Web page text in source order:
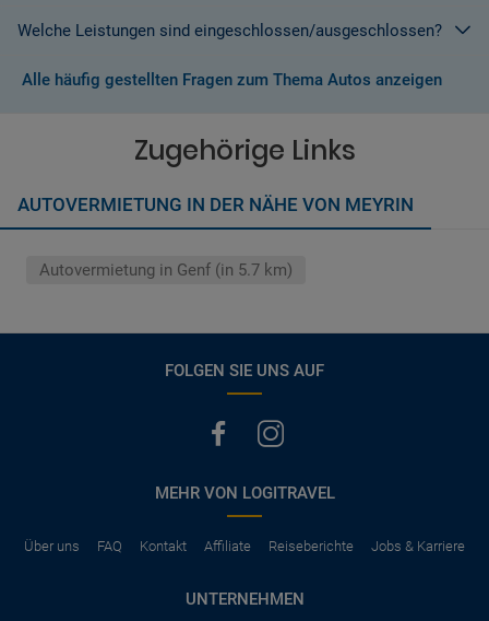
Sonderangebot informiert, bei dem ein zusätzlicher Fahrer
Derzeit ist der Mindestzeitraum für eine Autoanmietung 24
Welche Leistungen sind eingeschlossen/ausgeschlossen?
Normalerweise werden Ihnen in den AGB's die Leistungen beim
(Normalerweise mit SB)
ausgeschlossen
Vollkasko Versicherung
Parkhäuser, Maut, Steuern, Strafzettel
Alle häufig gestellten Fragen zum Thema Autos anzeigen
Zugehörige Links
AUTOVERMIETUNG IN DER NÄHE VON MEYRIN
Autovermietung in Genf (in 5.7 km)
FOLGEN SIE UNS AUF
MEHR VON LOGITRAVEL
Über uns FAQ Kontakt Affiliate Reiseberichte Jobs & Karriere
UNTERNEHMEN